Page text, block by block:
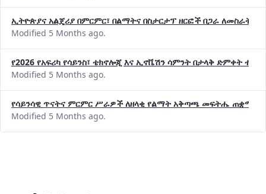
ኢትዮጵያና አልጄሪያ በምርምር፣ በልማትና በስታርታፕ ዘርፎች በጋራ ለመስራት
Modified 5 Months ago.
የ2026 የአፍሪካ የሳይንስ፣ ቴክኖሎጂ እና ኢኖቬሽን ሳምንት በታላቅ ድምቀት
Modified 5 Months ago.
የሳይንሳዊ ጥናትና ምርምር ሥራዎች ለዘላቂ የልማት አቅጣጫ መፍትሔ ጠቋሚ
Modified 5 Months ago.